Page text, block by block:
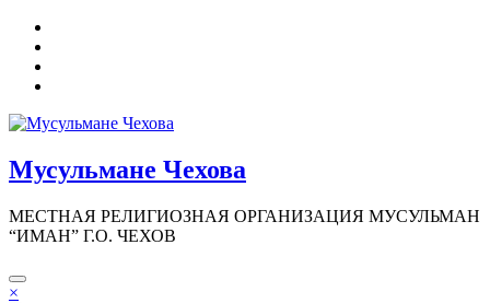
Перейти
содержимому
Мусульмане Чехова
МЕСТНАЯ РЕЛИГИОЗНАЯ ОРГАНИЗАЦИЯ МУСУЛЬМАН
“ИМАН” Г.О. ЧЕХОВ
×